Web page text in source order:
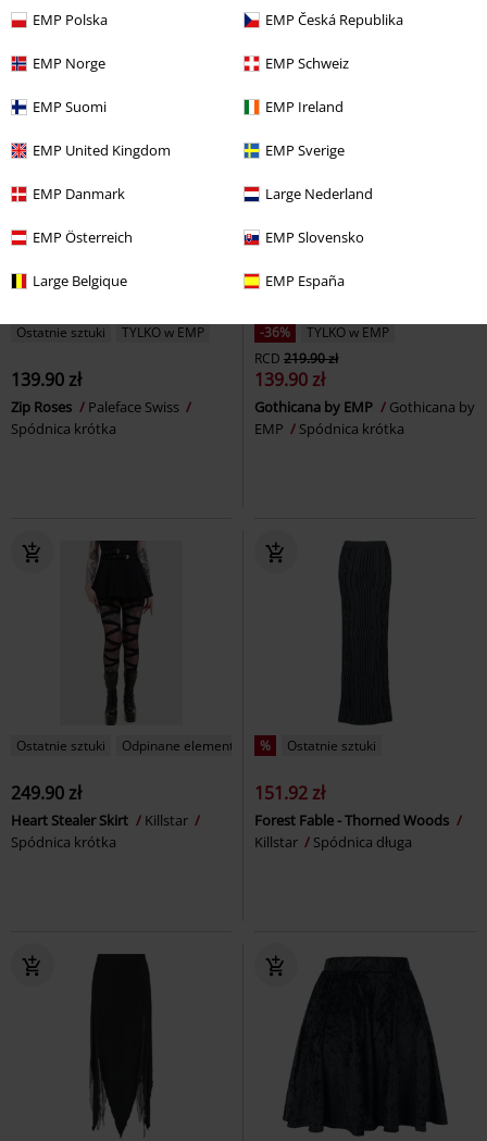
EMP Polska EMP Česká Republika
EMP Norge EMP Schweiz
EMP Suomi EMP Ireland
EMP United Kingdom EMP Sverige
EMP Danmark Large Nederland
EMP Österreich EMP Slovensko
Large Belgique EMP España
Rebel by EMP
Banned
Spódnica Medium
Ostatnie sztuki TYLKO w EMP
139.90 zł
Zip Roses
Paleface Swiss
Spódnica krótka
-36%
TYLKO w EMP
RCD 219.90 zł
139.90 zł
Gothicana by EMP
Gothicana by
EMP
Spódnica krótka
Ostatnie sztuki Odpinane elementy
249.90 zł
Heart Stealer Skirt
Killstar
Spódnica krótka
% Ostatnie sztuki
151.92 zł
Forest Fable - Thorned Woods
Killstar
Spódnica długa